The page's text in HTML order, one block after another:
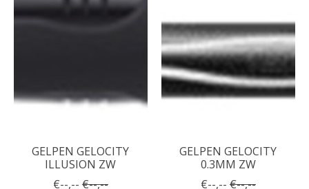
GELPEN GELOCITY
ILLUSION ZW
€--,-- €--,--
GELPEN GELOCITY
0.3MM ZW
€--,-- €--,--